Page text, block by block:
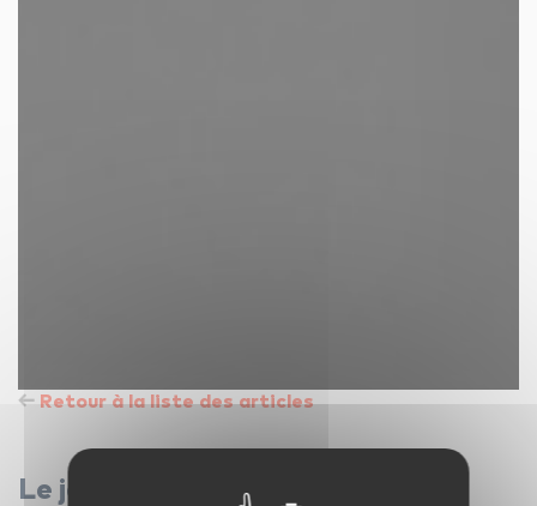
Retour à la liste des articles
Le jazz est selon moi…